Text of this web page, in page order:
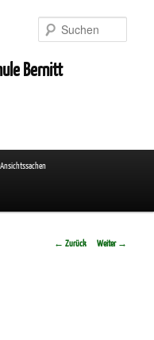
Bernitt
Ansichtssachen
Beitrags-
← Zurück Weiter →